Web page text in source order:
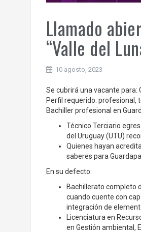
Llamado
“Valle del
10 agosto, 2023
Se cubrirá una vacante para:
Perfil requerido: profesional,
Bachiller profesional en
Técnico Terciario
del Uruguay (UTU)
Quienes hayan
saberes para
En su defecto:
Bachillerato completo
cuando cuente con
integración de
Licenciatura en
en Gestión ambiental,